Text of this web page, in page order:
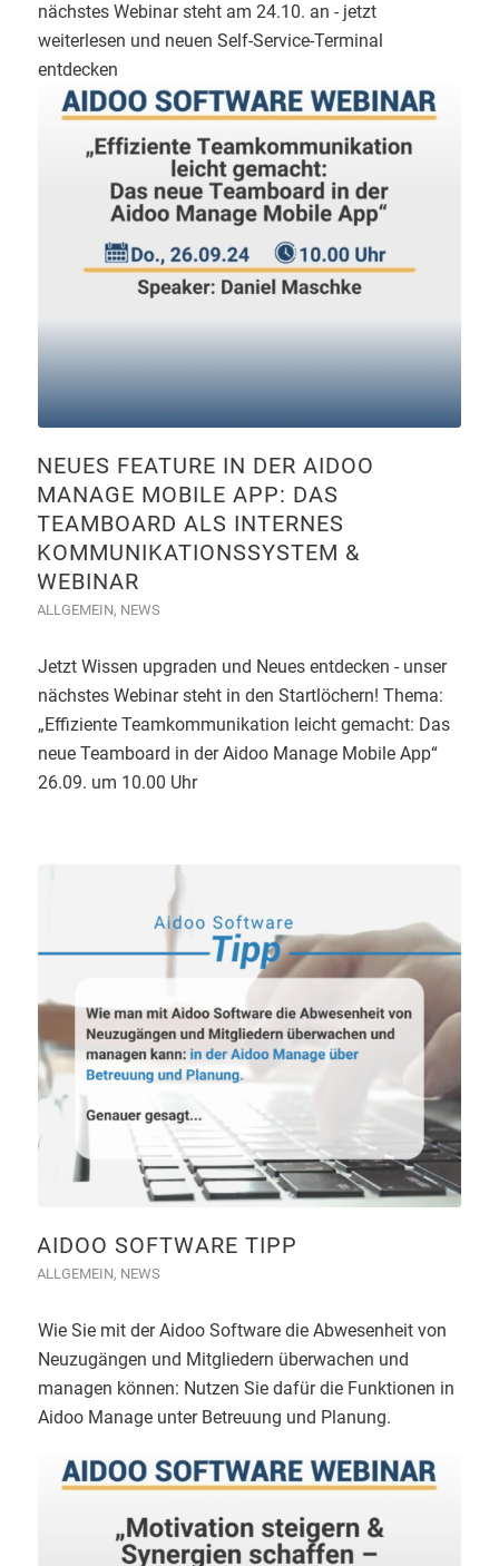
nächstes Webinar steht am 24.10. an - jetzt
weiterlesen und neuen Self-Service-Terminal
entdecken
NEUES FEATURE IN DER AIDOO
MANAGE MOBILE APP: DAS
TEAMBOARD ALS INTERNES
KOMMUNIKATIONSSYSTEM &
WEBINAR
ALLGEMEIN, NEWS
Jetzt Wissen upgraden und Neues entdecken - unser
nächstes Webinar steht in den Startlöchern! Thema:
„Effiziente Teamkommunikation leicht gemacht: Das
neue Teamboard in der Aidoo Manage Mobile App“
26.09. um 10.00 Uhr
AIDOO SOFTWARE TIPP
ALLGEMEIN, NEWS
Wie Sie mit der Aidoo Software die Abwesenheit von
Neuzugängen und Mitgliedern überwachen und
managen können: Nutzen Sie dafür die Funktionen in
Aidoo Manage unter Betreuung und Planung.